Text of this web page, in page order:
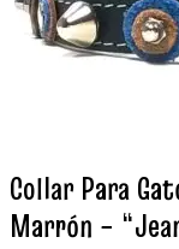
Collar Para
Marrón –